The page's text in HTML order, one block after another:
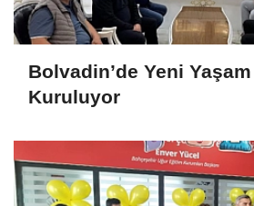
Bolvadin’de Yeni Yaşam
Kuruluyor